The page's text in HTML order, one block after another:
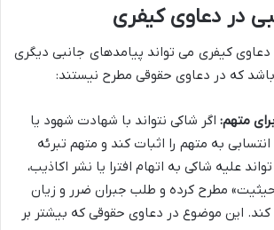
در دعاوی کیفری
کیفری می تواند پیامدهای جانبی دیگری
باشد که در دعاوی حقوقی مطرح نیستند:
متهم: اگر شاکی نتواند با شهادت شهود یا
انتسابی به متهم را اثبات کند و متهم تبرئه
علیه شاکی به اتهام افترا یا نشر اکاذیب،
مطرح کرده و طلب جبران ضرر و زیان
این موضوع در دعاوی حقوقی که بیشتر بر